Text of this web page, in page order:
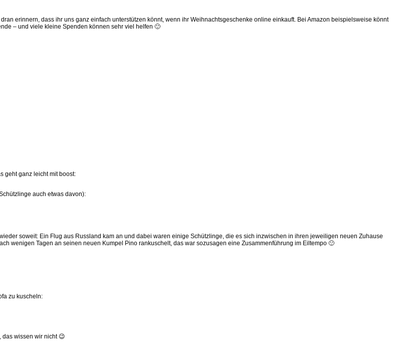
erinnern, dass ihr uns ganz einfach unterstützen könnt, wenn ihr Weihnachtsgeschenke online einkauft. Bei Amazon beispielsweise könnt
– und viele kleine Spenden können sehr viel helfen 🙂
geht ganz leicht mit boost:
auch etwas davon):
soweit: Ein Flug aus Russland kam an und dabei waren einige Schützlinge, die es sich inzwischen in ihren jeweiligen neuen Zuhause
wenigen Tagen an seinen neuen Kumpel Pino rankuschelt, das war sozusagen eine Zusammenführung im Eiltempo 🙂
zu kuscheln:
das wissen wir nicht 😉